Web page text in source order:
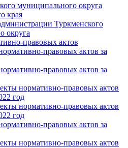
муниципального округа
края
Туркменского
округа
правовых актов
правовых актов за
правовых актов за
нормативно-правовых актов
год
нормативно-правовых актов
год
правовых актов за
нормативно-правовых актов